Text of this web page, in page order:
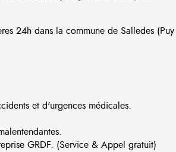
24h dans la commune de Salledes (Puy
et d'urgences médicales.
GRDF. (Service & Appel gratuit)